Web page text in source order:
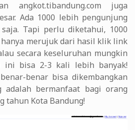
angkot.tibandung.com juga
Ada 1000 lebih pengunjung
Tapi perlu diketahui, 1000
merujuk dari hasil klik link
secara keseluruhan mungkin
ini bisa 2-3 kali lebih banyak!
benar bisa dikembangkan
adalah bermanfaat bagi orang
tahun Kota Bandung!